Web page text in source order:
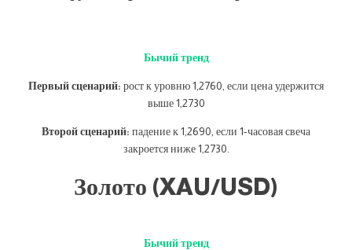
Бычий тренд
Первый сценарий: рост к уровню 1,2760, если цена удержится
выше 1,2730
Второй сценарий: падение к 1,2690, если 1-часовая свеча
закроется ниже 1,2730.
Золото (XAU/USD)
Бычий тренд